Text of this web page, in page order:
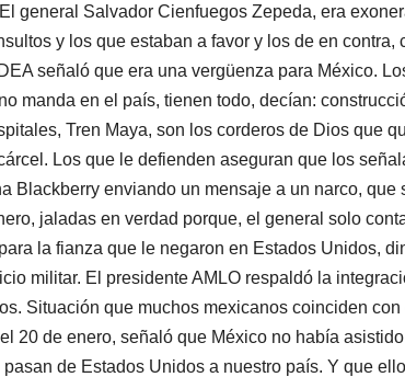
general Salvador Cienfuegos Zepeda, era
y los que estaban a favor y los de en contra,
señaló que era una vergüenza para México.
manda en el país, tienen todo, decían:
Tren Maya, son los corderos de Dios que
Los que le defienden aseguran que los
Blackberry enviando un mensaje a un narco, que
jaladas en verdad porque, el general solo
la fianza que le negaron en Estados Unidos,
militar. El presidente AMLO respaldó la
Situación que muchos mexicanos coinciden
20 de enero, señaló que México no había
de Estados Unidos a nuestro país. Y que